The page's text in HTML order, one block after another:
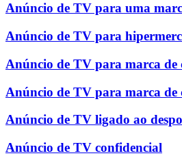
Anúncio de TV para uma
Anúncio de TV para
Anúncio de TV para marca de
Anúncio de TV para marca de
Anúncio de TV ligado ao
Anúncio de TV confidencial